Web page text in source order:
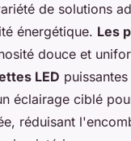
de solutions
énergétique. Les
douce et
LED
éclairage ciblé
réduisant